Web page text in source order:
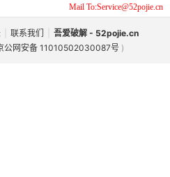
Mail To:Service@52pojie.cn
联系我们
吾爱破解 - 52pojie.cn
公网安备 11010502030087号 )